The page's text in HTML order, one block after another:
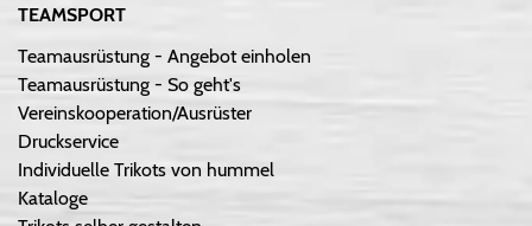
TEAMSPORT
Teamausrüstung - Angebot einholen
Teamausrüstung - So geht's
Vereinskooperation/Ausrüster
Druckservice
Individuelle Trikots von hummel
Kataloge